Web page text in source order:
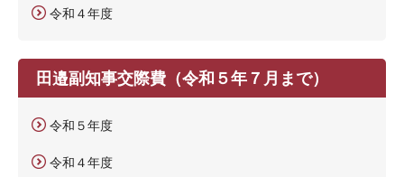
令和４年度
田邉副知事交際費（令和５年７月まで）
令和５年度
令和４年度